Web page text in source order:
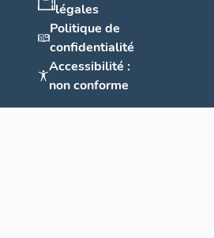
légales
Politique de
confidentialité
Accessibilité :
non conforme